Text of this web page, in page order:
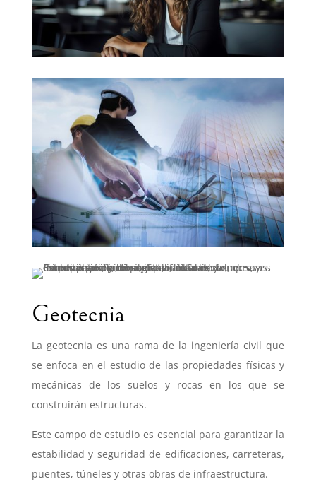
Geotecnia
La geotecnia es una rama de la ingeniería civil que
se enfoca en el estudio de las propiedades físicas y
mecánicas de los suelos y rocas en los que se
construirán estructuras.
Este campo de estudio es esencial para garantizar la
estabilidad y seguridad de edificaciones, carreteras,
puentes, túneles y otras obras de infraestructura.